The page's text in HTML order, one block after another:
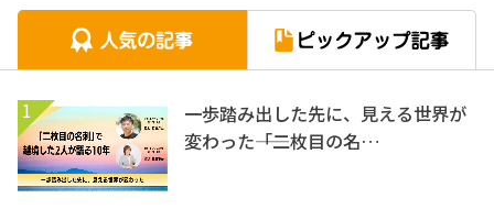
1
一歩踏み出した先に、見える世界が
変わった――「二枚目の名…